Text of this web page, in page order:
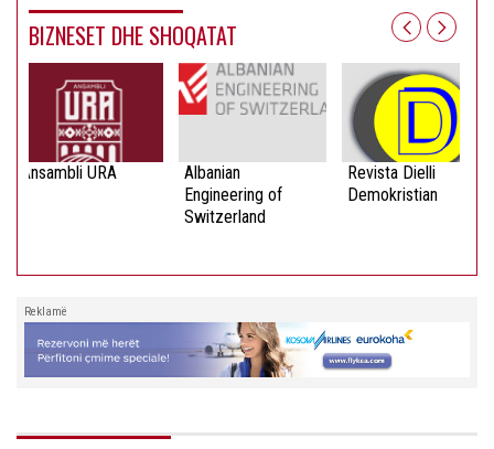
BIZNESET DHE SHOQATAT
Ansambli URA
Albanian
Engineering of
Switzerland
Revista Dielli
Demokristian
Reklamë